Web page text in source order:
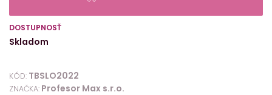
DOSTUPNOSŤ
Skladom
KÓD: TBSLO2022
ZNAČKA: Profesor Max s.r.o.